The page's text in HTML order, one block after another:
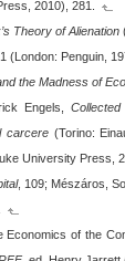
2010), 281.
Theory of Alienation
(London: Penguin,
the Madness of
Engels,
carcere(Torino:
University Press,
, 109; Mészáros,
Economics of the